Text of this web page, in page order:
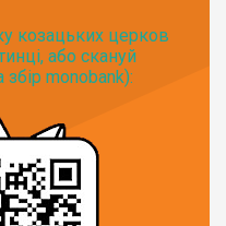
козацьких церков
або скануй
monobank):